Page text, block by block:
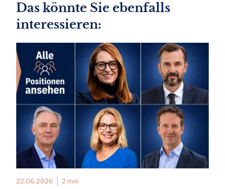
Das könnte Sie ebenfalls
interessieren:
22.06.2026 2 min